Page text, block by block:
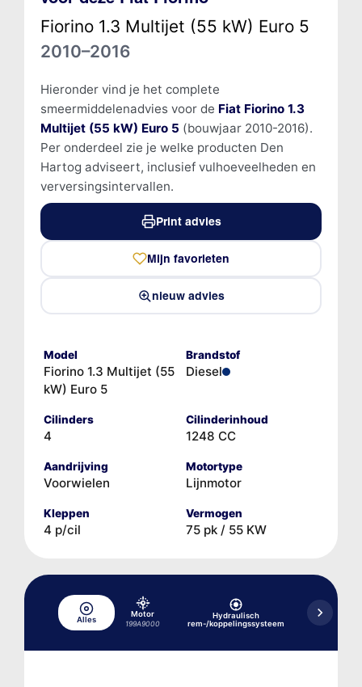
Fiorino 1.3 Multijet (55 kW) Euro 5
2010–2016
Hieronder vind je het complete
smeermiddelenadvies voor de Fiat Fiorino 1.3
Multijet (55 kW) Euro 5 (bouwjaar 2010-2016).
Per onderdeel zie je welke producten Den
Hartog adviseert, inclusief vulhoeveelheden en
verversingsintervallen.
Print advies
Mijn favorieten
nieuw advies
Model
Fiorino 1.3 Multijet (55
kW) Euro 5
Brandstof
Diesel
Cilinders
4
Cilinderinhoud
1248 CC
Aandrijving
Voorwielen
Motortype
Lijnmotor
Kleppen
4 p/cil
Vermogen
75 pk / 55 KW
Alles
Motor
199A9000
Hydraulisch
rem-/koppelingssysteem